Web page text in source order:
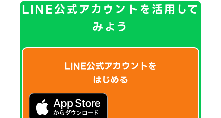
LINE公式アカウントを活用して
みよう
LINE公式アカウントを
はじめる